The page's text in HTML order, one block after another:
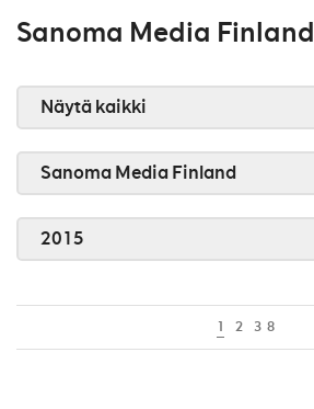
Sanoma Media Finland
Näytä kaikki
Sanoma Media Finland
2015
1 2 3 8